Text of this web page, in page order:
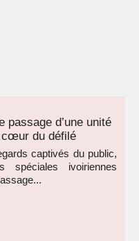
d’une unité
cœur du défilé
captivés du public,
spéciales ivoiriennes